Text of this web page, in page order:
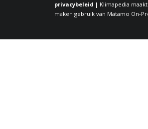
privacybeleid | Klimapedia
maken gebruik van Matamo On-